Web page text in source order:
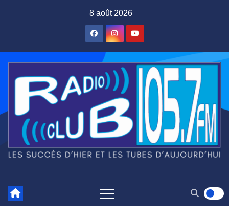
8 août 2026